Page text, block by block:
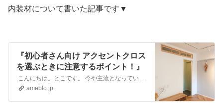
内装材について書いた記事です▼
『初心者さん向け アクセントクロス
を選ぶときに注意するポイント！』
こんにちは。とこです。 今や主流となっているアクセントクロス。インテリア面でもリフォームでもよくご提案することが多いです。 最近は新築のマンションでアクセン…
ameblo.jp